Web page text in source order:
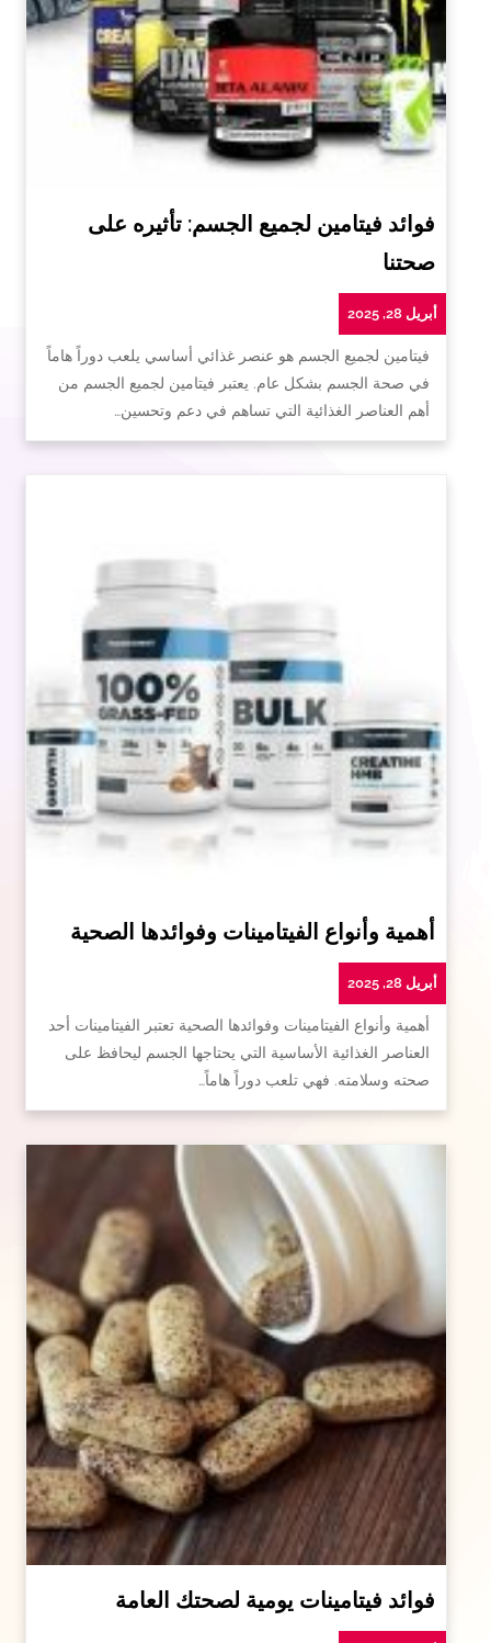
فوائد فيتامين لجميع الجسم: تأثيره على
صحتنا
أبريل 28, 2025
فيتامين لجميع الجسم هو عنصر غذائي أساسي يلعب دوراً هاماً
في صحة الجسم بشكل عام. يعتبر فيتامين لجميع الجسم من
أهم العناصر الغذائية التي تساهم في دعم وتحسين…
أهمية وأنواع الفيتامينات وفوائدها الصحية
أبريل 28, 2025
أهمية وأنواع الفيتامينات وفوائدها الصحية تعتبر الفيتامينات أحد
العناصر الغذائية الأساسية التي يحتاجها الجسم ليحافظ على
صحته وسلامته. فهي تلعب دوراً هاماً…
فوائد فيتامينات يومية لصحتك العامة